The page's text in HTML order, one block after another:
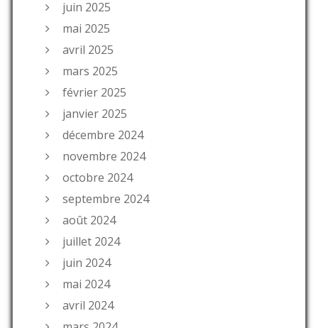
juin 2025
mai 2025
avril 2025
mars 2025
février 2025
janvier 2025
décembre 2024
novembre 2024
octobre 2024
septembre 2024
août 2024
juillet 2024
juin 2024
mai 2024
avril 2024